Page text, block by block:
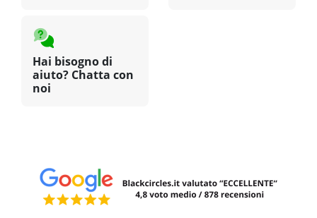
Hai bisogno di
aiuto? Chatta con
noi